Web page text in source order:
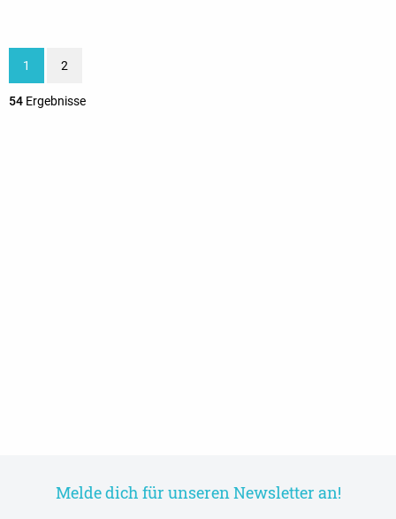
54 Ergebnisse
1 2
Melde dich für unseren Newsletter an!